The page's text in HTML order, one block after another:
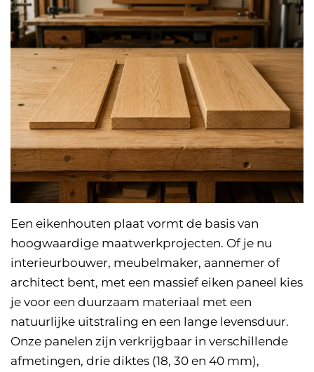
Een eikenhouten plaat vormt de basis van
hoogwaardige maatwerkprojecten. Of je nu
interieurbouwer, meubelmaker, aannemer of
architect bent, met een massief eiken paneel kies
je voor een duurzaam materiaal met een
natuurlijke uitstraling en een lange levensduur.
Onze panelen zijn verkrijgbaar in verschillende
afmetingen, drie diktes (18, 30 en 40 mm),